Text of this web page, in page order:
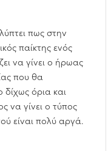
πως στην
παίκτης ενός
να γίνει ο ήρωας
που θα
όρια και
να γίνει ο τύπος
είναι πολύ αργά.